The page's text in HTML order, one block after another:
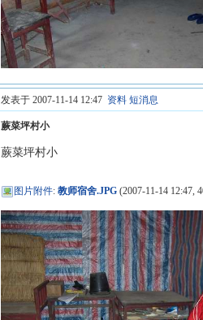
发表于 2007-11-14 12:47 资料 短消息
蕨菜坪村小
蕨菜坪村小
图片附件:教师宿舍.JPG (2007-11-14 12:47,